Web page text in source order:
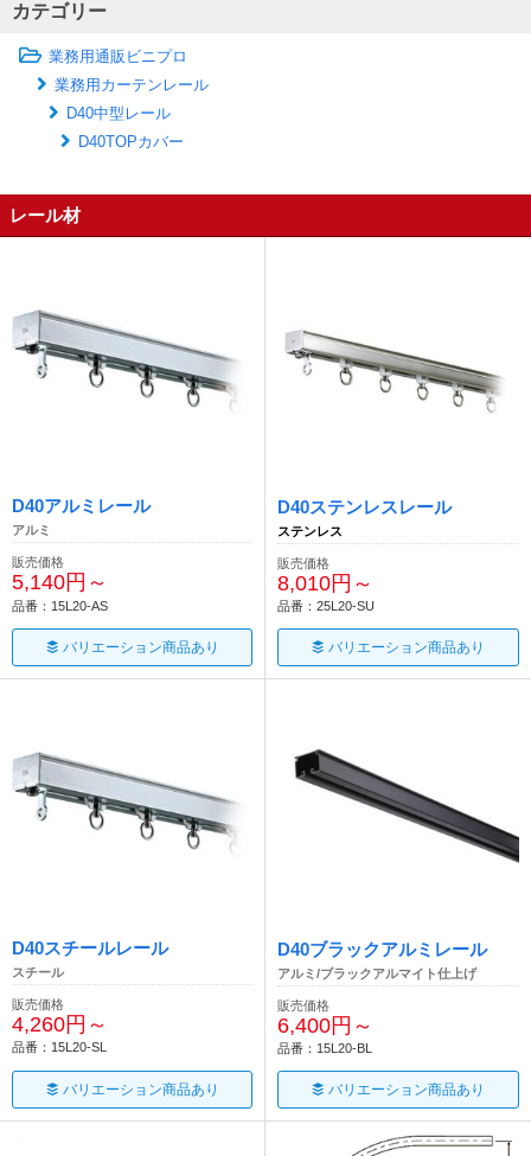
カテゴリー
業務用通販ビニプロ
業務用カーテンレール
D40中型レール
D40TOPカバー
レール材
D40アルミレール
アルミ
販売価格
5,140円～
品番：15L20-AS
バリエーション商品あり
D40ステンレスレール
ステンレス
販売価格
8,010円～
品番：25L20-SU
バリエーション商品あり
D40スチールレール
スチール
販売価格
4,260円～
品番：15L20-SL
バリエーション商品あり
D40ブラックアルミレール
アルミ/ブラックアルマイト仕上げ
販売価格
6,400円～
品番：15L20-BL
バリエーション商品あり